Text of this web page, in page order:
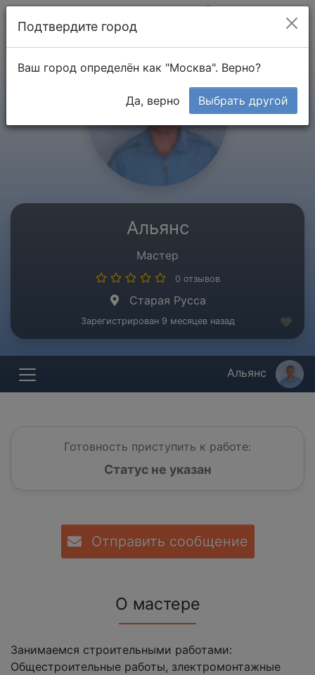
Альянс
Мастер
0 отзывов
Старая Русса
Зарегистрирован 9 месяцев назад
Альянс
Готовность приступить к работе:
Статус не указан
Отправить сообщение
О мастере
Занимаемся строительными работами:
Общестроительные работы, злектромонтажные
Подтвердите город
Ваш город определён как "Москва". Верно?
Да, верно Выбрать другой